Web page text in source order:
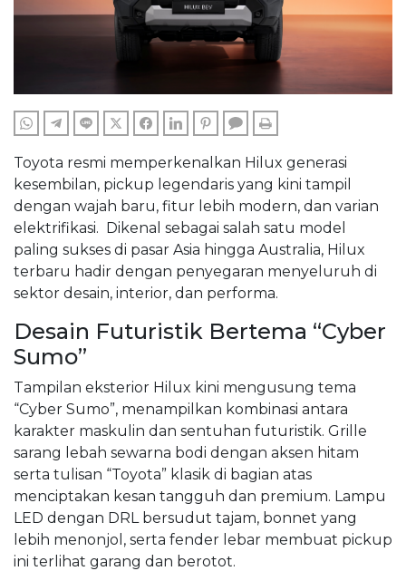
WHATSAPPTELEGRAM
LINE TWITTERFACEBOOKLINKEDINPINTERESTCOMMENTS
Toyota resmi memperkenalkan Hilux generasi
kesembilan, pickup legendaris yang kini tampil
dengan wajah baru, fitur lebih modern, dan varian
elektrifikasi. Dikenal sebagai salah satu model
paling sukses di pasar Asia hingga Australia, Hilux
terbaru hadir dengan penyegaran menyeluruh di
sektor desain, interior, dan performa.
Desain Futuristik Bertema “Cyber
Sumo”
Tampilan eksterior Hilux kini mengusung tema
“Cyber Sumo”, menampilkan kombinasi antara
karakter maskulin dan sentuhan futuristik. Grille
sarang lebah sewarna bodi dengan aksen hitam
serta tulisan “Toyota” klasik di bagian atas
menciptakan kesan tangguh dan premium. Lampu
LED dengan DRL bersudut tajam, bonnet yang
lebih menonjol, serta fender lebar membuat pickup
ini terlihat garang dan berotot.